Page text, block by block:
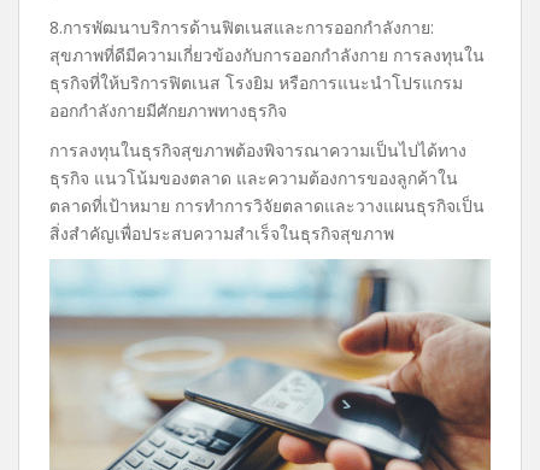
8.การพัฒนาบริการด้านฟิตเนสและการออกกำลังกาย:
สุขภาพที่ดีมีความเกี่ยวข้องกับการออกกำลังกาย การลงทุนใน
ธุรกิจที่ให้บริการฟิตเนส โรงยิม หรือการแนะนำโปรแกรม
ออกกำลังกายมีศักยภาพทางธุรกิจ
การลงทุนในธุรกิจสุขภาพต้องพิจารณาความเป็นไปได้ทาง
ธุรกิจ แนวโน้มของตลาด และความต้องการของลูกค้าใน
ตลาดที่เป้าหมาย การทำการวิจัยตลาดและวางแผนธุรกิจเป็น
สิ่งสำคัญเพื่อประสบความสำเร็จในธุรกิจสุขภาพ